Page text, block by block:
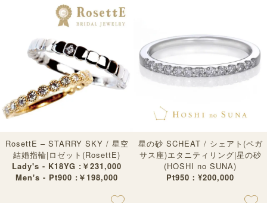
RosettE – STARRY SKY / 星空
結婚指輪|ロゼット(RosettE)
Lady's - K18YG :￥231,000
Men's - Pt900 :￥198,000
星の砂 SCHEAT / シェアト(ペガ
サス座)エタニティリング|星の砂
(HOSHI no SUNA)
Pt950：¥200,000